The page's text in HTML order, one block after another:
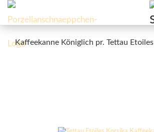
Kaffeekanne Königlich pr. Tettau